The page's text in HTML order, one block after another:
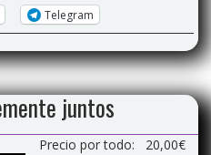
Telegram
juntos
Precio por todo: 20,00€